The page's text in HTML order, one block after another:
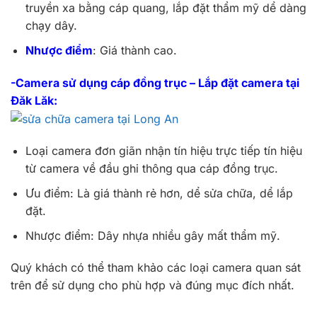
truyền xa bằng cáp quang, lắp đặt thẩm mỹ dể dàng
chạy dây.
Nhược điểm: Giá thành cao.
-Camera sử dụng cáp đồng trục – Lắp đặt camera tại
Đăk Lăk:
Loại camera đơn giãn nhận tín hiệu trực tiếp tín hiệu
từ camera về đầu ghi thông qua cáp đồng trục.
Ưu điểm: Là giá thành rẻ hơn, dể sửa chữa, dể lắp
đặt.
Nhược điểm: Dây nhựa nhiều gây mất thẩm mỹ.
Quý khách có thể tham khảo các loại camera quan sát
trên để sử dụng cho phù hợp và đúng mục đích nhất.